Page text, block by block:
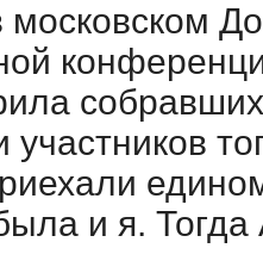
московском
и я. Тогда